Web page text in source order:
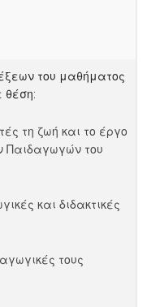
του μαθήματος
θέση:
τη ζωή και το έργο
Παιδαγωγών του
και διδακτικές
τους